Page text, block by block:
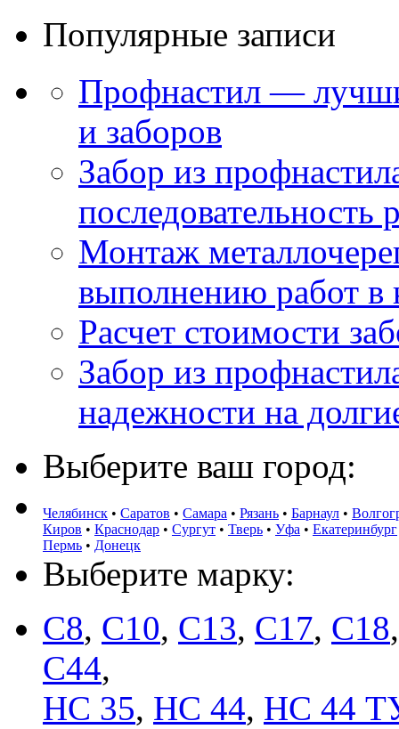
Популярные записи
Профнастил —
и заборов
Забор из
последовательность
Монтаж
выполнению работ в
Расчет стоимости
Забор из
надежности на
Выберите ваш город:
Челябинск • Саратов • Самара • Рязань • Барнаул •
Киров • Краснодар • Сургут • Тверь • Уфа • Екатеринбург
Пермь • Донецк
Выберите марку:
С8, С10, С13, С17, С18
C44,
НС 35, НС 44, НС 44